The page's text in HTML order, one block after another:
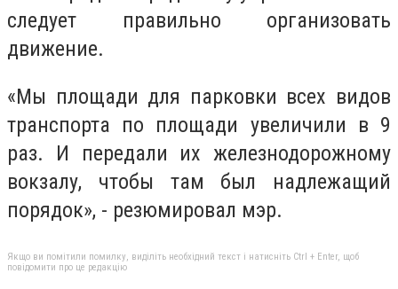
следует правильно организовать
движение.
«Мы площади для парковки всех видов
транспорта по площади увеличили в 9
раз. И передали их железнодорожному
вокзалу, чтобы там был надлежащий
порядок», - резюмировал мэр.
Якщо ви помітили помилку, виділіть необхідний текст і натисніть Ctrl + Enter, щоб
повідомити про це редакцію